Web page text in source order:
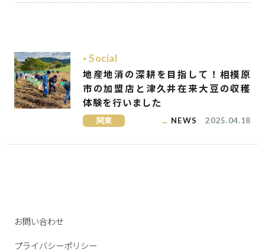
Social
地産地消の深耕を目指して！相模原
市の加盟店と津久井在来大豆の収穫
体験を行いました
関東 NEWS 2025.04.18
お問い合わせ
プライバシーポリシー